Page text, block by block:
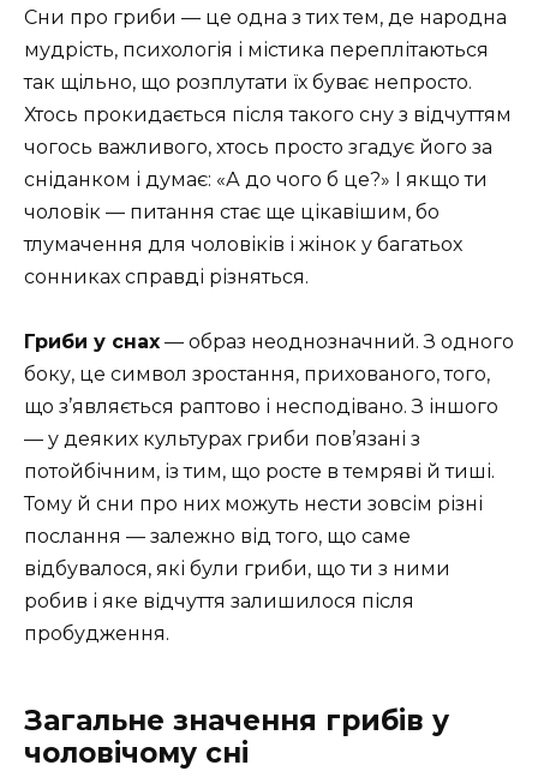
Сни про гриби — це одна з тих тем, де народна
мудрість, психологія і містика переплітаються
так щільно, що розплутати їх буває непросто.
Хтось прокидається після такого сну з відчуттям
чогось важливого, хтось просто згадує його за
сніданком і думає: «А до чого б це?» І якщо ти
чоловік — питання стає ще цікавішим, бо
тлумачення для чоловіків і жінок у багатьох
сонниках справді різняться.
Гриби у снах — образ неоднозначний. З одного
боку, це символ зростання, прихованого, того,
що з’являється раптово і несподівано. З іншого
— у деяких культурах гриби пов’язані з
потойбічним, із тим, що росте в темряві й тиші.
Тому й сни про них можуть нести зовсім різні
послання — залежно від того, що саме
відбувалося, які були гриби, що ти з ними
робив і яке відчуття залишилося після
пробудження.
Загальне значення грибів у
чоловічому сні